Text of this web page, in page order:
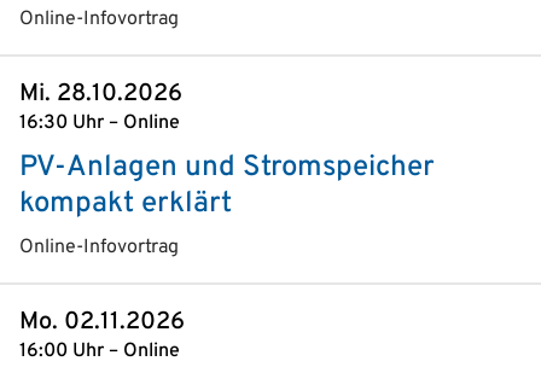
Online-Infovortrag
Mi. 28.10.2026
16:30 Uhr – Online
PV-Anlagen und Stromspeicher
kompakt erklärt
Online-Infovortrag
Mo. 02.11.2026
16:00 Uhr – Online